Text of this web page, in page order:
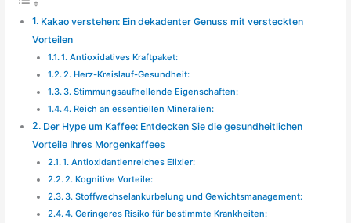
Kakao verstehen: Ein dekadenter Genuss mit versteckten
Vorteilen
1. Antioxidatives Kraftpaket:
2. Herz-Kreislauf-Gesundheit:
3. Stimmungsaufhellende Eigenschaften:
4. Reich an essentiellen Mineralien:
Der Hype um Kaffee: Entdecken Sie die gesundheitlichen
Vorteile Ihres Morgenkaffees
1. Antioxidantienreiches Elixier:
2. Kognitive Vorteile:
3. Stoffwechselankurbelung und Gewichtsmanagement:
4. Geringeres Risiko für bestimmte Krankheiten: